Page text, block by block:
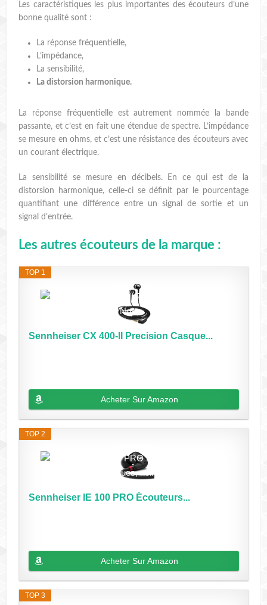
Les caractéristiques les plus importantes des écouteurs d’une
bonne qualité sont :
La réponse fréquentielle,
L’impédance,
La sensibilité,
La distorsion harmonique.
La réponse fréquentielle est autrement nommée la bande
passante, et c’est en fait une étendue de spectre. L’impédance
se mesure en ohms, et c’est une résistance des écouteurs avec
un courant électrique.
La sensibilité se mesure en décibels. En ce qui est de la
distorsion harmonique, celle-ci se définit par le pourcentage
quantifiant une différence entre un signal de sortie et un
signal d’entrée.
Les autres écouteurs de la marque :
TOP 1
Sennheiser CX 400-II Precision Casque...
Acheter Sur Amazon
TOP 2
Sennheiser IE 100 PRO Écouteurs...
Acheter Sur Amazon
TOP 3